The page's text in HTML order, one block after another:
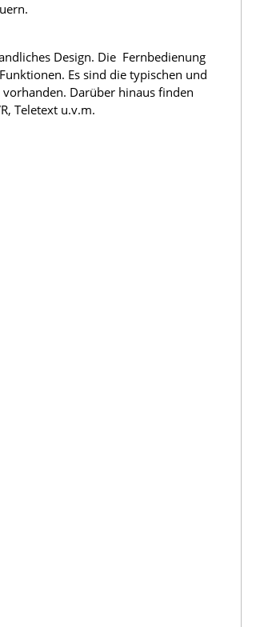
Design. Die Fernbedienung
Es sind die typischen und
Darüber hinaus finden
Teletext u.v.m.